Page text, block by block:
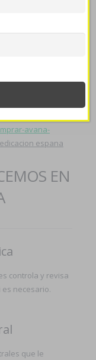
sin-receta/
de
avana-
espana
EN
controla y revisa
necesario.
que le